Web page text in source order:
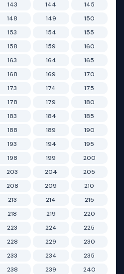
143 144
145
148 149
150
153 154
155
158 159
160
163 164
165
168 169
170
173 174
175
178 179
180
183 184
185
188 189
190
193 194
195
198 199
200
203 204
205
208 209
210
213 214
215
218 219
220
223 224
225
228 229
230
233 234
235
238 239
240